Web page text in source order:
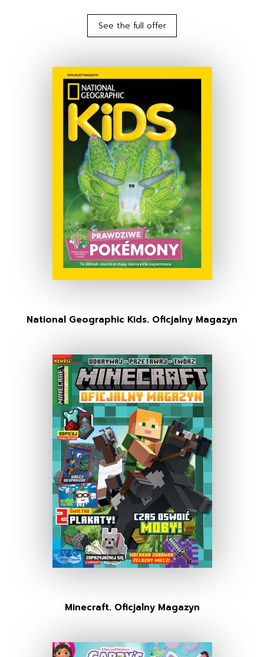
See the full offer
National Geographic Kids. Oficjalny Magazyn
Minecraft. Oficjalny Magazyn